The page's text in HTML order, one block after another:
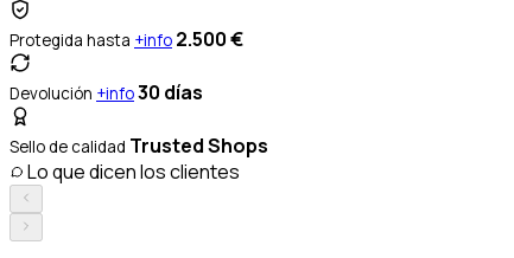
Protegida hasta +info 2.500 €
Devolución +info30 días
Sello de calidad Trusted Shops
Lo que dicen los clientes